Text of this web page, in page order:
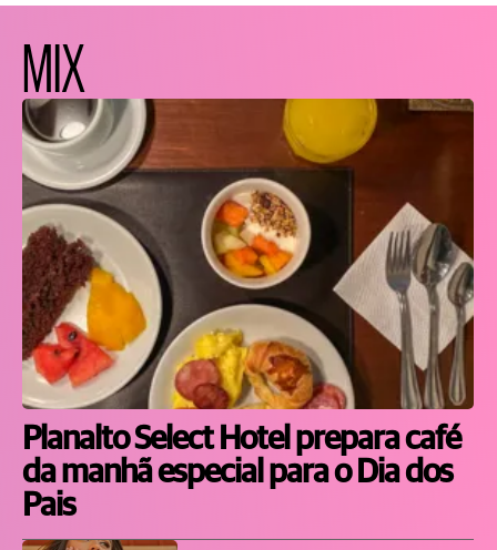
MIX
Planalto Select Hotel prepara café
da manhã especial para o Dia dos
Pais